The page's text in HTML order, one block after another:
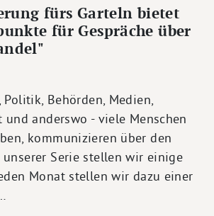
fürs Garteln bietet
für Gespräche über
Behörden, Medien,
anderswo - viele Menschen
kommunizieren über den
Serie stellen wir einige
Monat stellen wir dazu einer